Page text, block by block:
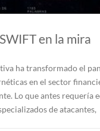
SWIFT en la mira
ha transformado el
en el sector
Lo que antes requería
de atacantes,